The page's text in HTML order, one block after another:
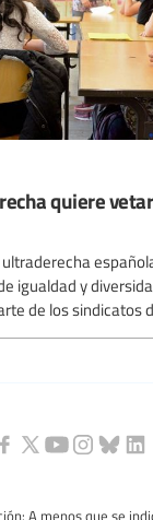
quiere
ultraderecha
igualdad y
de los sindicatos